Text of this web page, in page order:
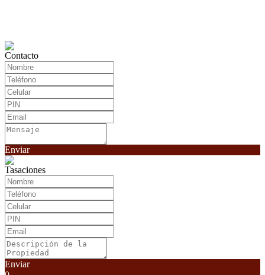
Contacto
Enviar
Tasaciones
Enviar